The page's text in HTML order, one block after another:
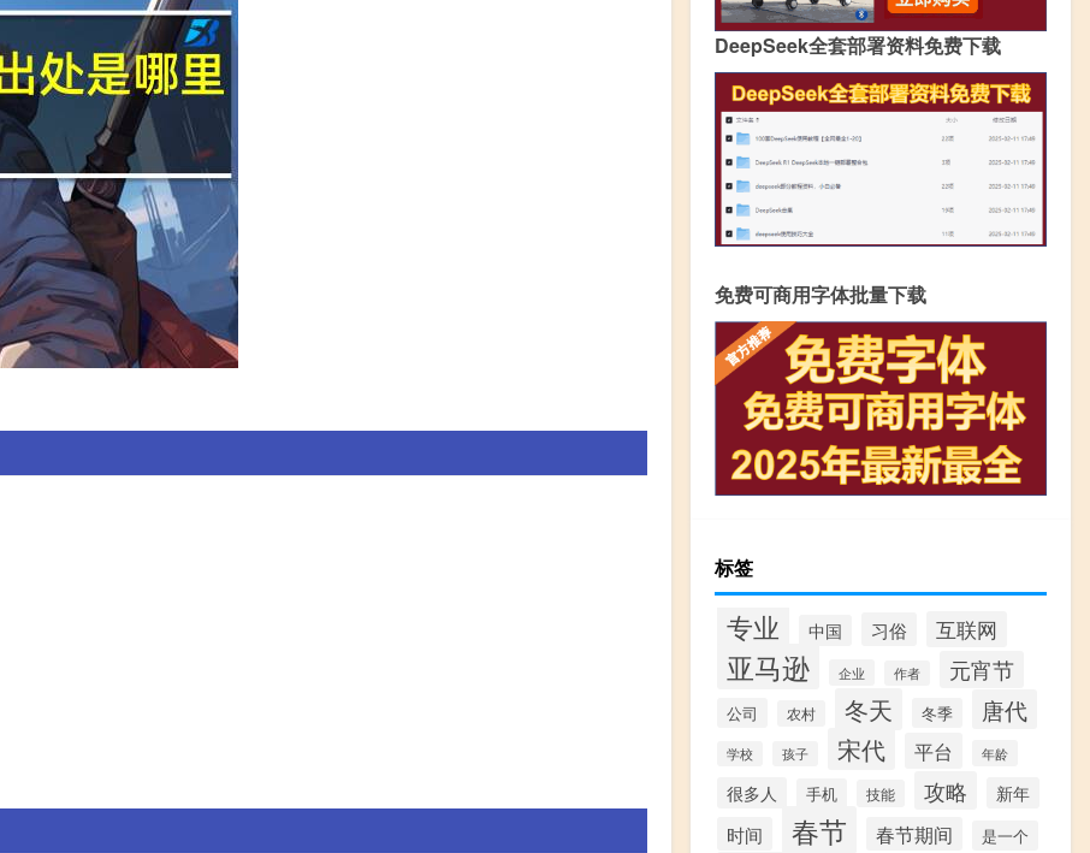
DeepSeek全套部署资料免费下载
免费可商用字体批量下载
标签
专业 中国 习俗 互联网
亚马逊 企业 作者 元宵节
公司 农村 冬天 冬季 唐代
学校 孩子 宋代 平台 年龄
很多人 手机 技能 攻略 新年
时间 春节 春节期间 是一个